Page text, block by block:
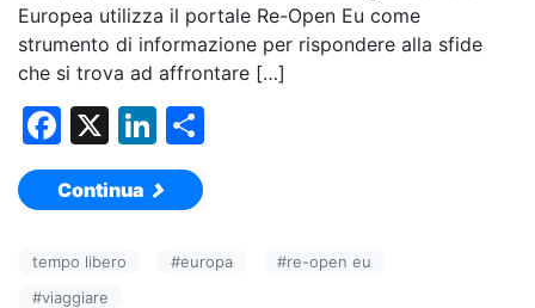
Europea utilizza il portale Re-Open Eu come
strumento di informazione per rispondere alla sfide
che si trova ad affrontare […]
F
a
c
b
X
Li
n
k
dI vi
Continua
tempo libero #europa #re-open eu
#viaggiare